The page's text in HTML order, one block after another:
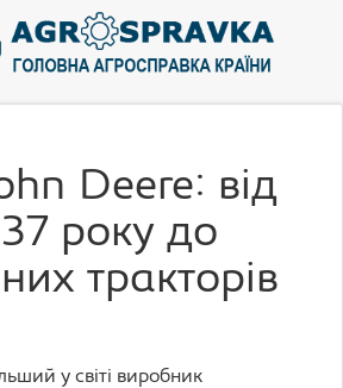
Deere: від
року до
тракторів
у світі виробник